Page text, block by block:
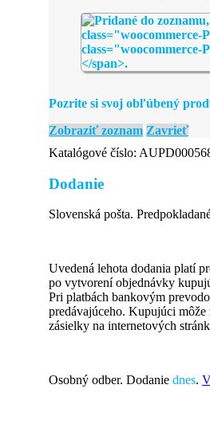
Pozrite si svoj obľúbený
Zobraziť zoznam Zavrieť
Katalógové číslo:
Dodanie
Slovenská pošta.
Uvedená lehota dodania platí
po vytvorení objednávky
Pri platbách bankovým
predávajúceho. Kupujúci
zásielky na internetových
Osobný odber. Dodaniednes.